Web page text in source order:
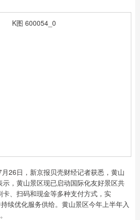
日，新京报贝壳财经记者获悉，黄山
，黄山景区现已启动国际化友好景区共
、扫码和现金等多种支付方式，实
续优化服务供给。黄山景区今年上半年入